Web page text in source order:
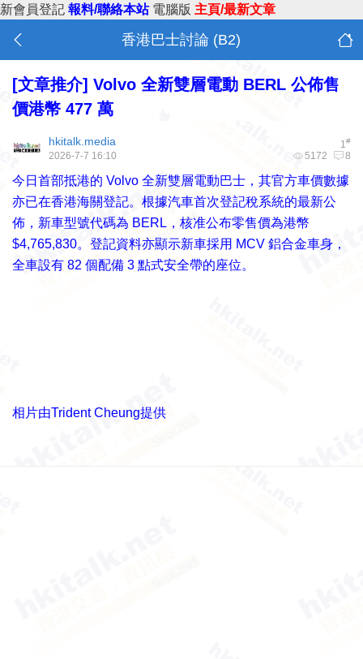
新會員登記 報料/聯絡本站 電腦版 主頁/最新文章
香港巴士討論 (B2)
[文章推介] Volvo 全新雙層電動 BERL 公佈售
價港幣 477 萬
1#
hkitalk.media
5172 8
2026-7-7 16:10
今日首部抵港的 Volvo 全新雙層電動巴士，其官方車價數據
亦已在香港海關登記。根據汽車首次登記稅系統的最新公
佈，新車型號代碼為 BERL，核准公布零售價為港幣
$4,765,830。登記資料亦顯示新車採用 MCV 鋁合金車身，
全車設有 82 個配備 3 點式安全帶的座位。
相片由Trident Cheung提供